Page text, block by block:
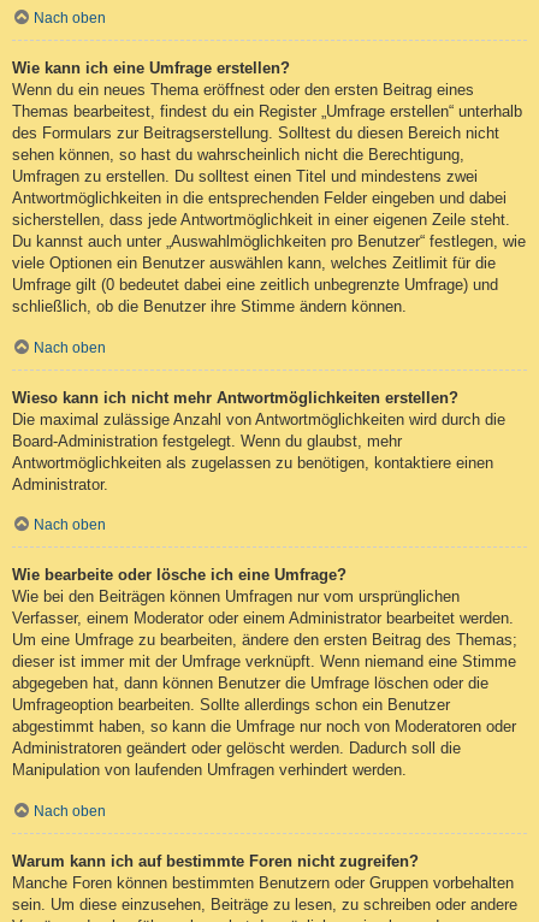
Nach oben
Wie kann ich eine Umfrage erstellen?
Wenn du ein neues Thema eröffnest oder den ersten Beitrag eines
Themas bearbeitest, findest du ein Register „Umfrage erstellen“ unterhalb
des Formulars zur Beitragserstellung. Solltest du diesen Bereich nicht
sehen können, so hast du wahrscheinlich nicht die Berechtigung,
Umfragen zu erstellen. Du solltest einen Titel und mindestens zwei
Antwortmöglichkeiten in die entsprechenden Felder eingeben und dabei
sicherstellen, dass jede Antwortmöglichkeit in einer eigenen Zeile steht.
Du kannst auch unter „Auswahlmöglichkeiten pro Benutzer“ festlegen, wie
viele Optionen ein Benutzer auswählen kann, welches Zeitlimit für die
Umfrage gilt (0 bedeutet dabei eine zeitlich unbegrenzte Umfrage) und
schließlich, ob die Benutzer ihre Stimme ändern können.
Nach oben
Wieso kann ich nicht mehr Antwortmöglichkeiten erstellen?
Die maximal zulässige Anzahl von Antwortmöglichkeiten wird durch die
Board-Administration festgelegt. Wenn du glaubst, mehr
Antwortmöglichkeiten als zugelassen zu benötigen, kontaktiere einen
Administrator.
Nach oben
Wie bearbeite oder lösche ich eine Umfrage?
Wie bei den Beiträgen können Umfragen nur vom ursprünglichen
Verfasser, einem Moderator oder einem Administrator bearbeitet werden.
Um eine Umfrage zu bearbeiten, ändere den ersten Beitrag des Themas;
dieser ist immer mit der Umfrage verknüpft. Wenn niemand eine Stimme
abgegeben hat, dann können Benutzer die Umfrage löschen oder die
Umfrageoption bearbeiten. Sollte allerdings schon ein Benutzer
abgestimmt haben, so kann die Umfrage nur noch von Moderatoren oder
Administratoren geändert oder gelöscht werden. Dadurch soll die
Manipulation von laufenden Umfragen verhindert werden.
Nach oben
Warum kann ich auf bestimmte Foren nicht zugreifen?
Manche Foren können bestimmten Benutzern oder Gruppen vorbehalten
sein. Um diese einzusehen, Beiträge zu lesen, zu schreiben oder andere